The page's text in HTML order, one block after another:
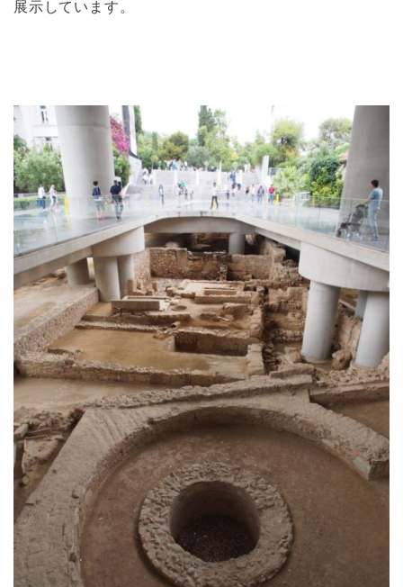
展示しています。